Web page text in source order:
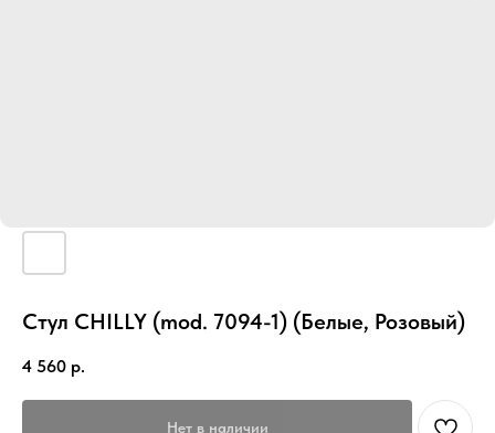
Стул CHILLY (mod. 7094-1) (Белые, Розовый)
4 560 р.
Нет в наличии